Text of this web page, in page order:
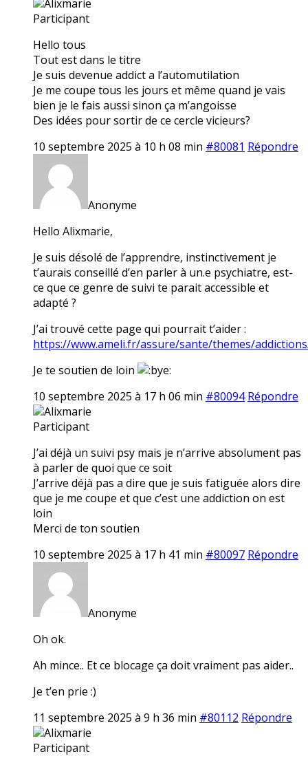
Alixmarie
Participant
Hello tous
Tout est dans le titre
Je suis devenue addict a l’automutilation
Je me coupe tous les jours et même quand je vais
bien je le fais aussi sinon ça m’angoisse
Des idées pour sortir de ce cercle vicieurs?
10 septembre 2025 à 10 h 08 min #80081 Répondre
Anonyme
Hello Alixmarie,
Je suis désolé de l’apprendre, instinctivement je
t’aurais conseillé d’en parler à un.e psychiatre, est-
ce que ce genre de suivi te parait accessible et
adapté ?
J’ai trouvé cette page qui pourrait t’aider :
https://www.ameli.fr/assure/sante/themes/
Je te soutien de loin
10 septembre 2025 à 17 h 06 min #80094 Répondre
Alixmarie
Participant
J’ai déjà un suivi psy mais je n’arrive absolument pas
à parler de quoi que ce soit
J’arrive déjà pas a dire que je suis fatiguée alors dire
que je me coupe et que c’est une addiction on est
loin
Merci de ton soutien
10 septembre 2025 à 17 h 41 min #80097 Répondre
Anonyme
Oh ok.
Ah mince.. Et ce blocage ça doit vraiment pas aider..
Je t’en prie :)
11 septembre 2025 à 9 h 36 min #80112 Répondre
Alixmarie
Participant